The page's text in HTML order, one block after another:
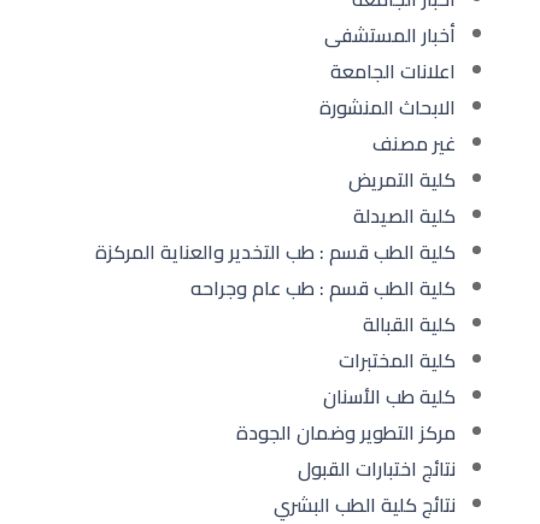
أخبار المستشفى
اعلانات الجامعة
الابحاث المنشورة
غير مصنف
كلية التمريض
كلية الصيدلة
كلية الطب قسم : طب التخدير والعناية المركزة
كلية الطب قسم : طب عام وجراحه
كلية القبالة
كلية المختبرات
كلية طب الأسنان
مركز التطوير وضمان الجودة
نتائج اختبارات القبول
نتائج كلية الطب البشري